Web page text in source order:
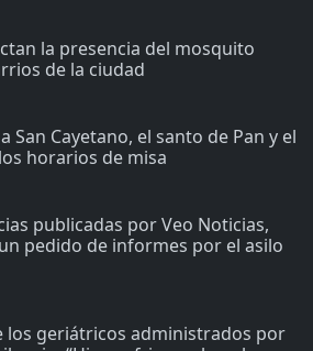
la presencia del mosquito
de la ciudad
San Cayetano, el santo de Pan y el
horarios de misa
publicadas por Veo Noticias,
pedido de informes por el asilo
los geriátricos administrados por